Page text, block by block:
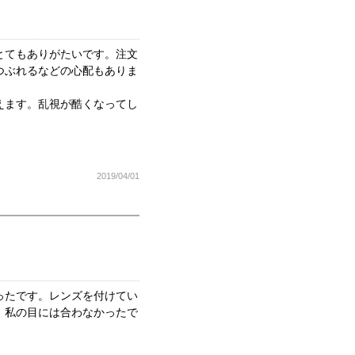
もありがたいです。注文
れるなどの心配もありま
す。乱視が酷くなってし
2019/04/01
です。レンズを付けてい
の目には合わなかったで